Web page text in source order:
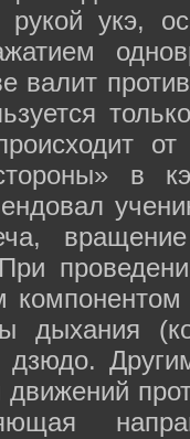
рукой укэ,
валит
в
дыхания